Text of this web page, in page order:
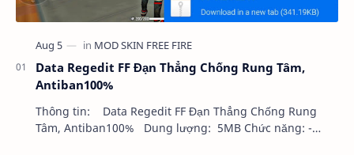
Data Regedit FF Đạn Thẳng Chống Rung Tâm,
Antiban100%
Thông tin: Data Regedit FF Đạn Thẳng Chống Rung
Tâm, Antiban100% Dung lượng: 5MB Chức năng: -